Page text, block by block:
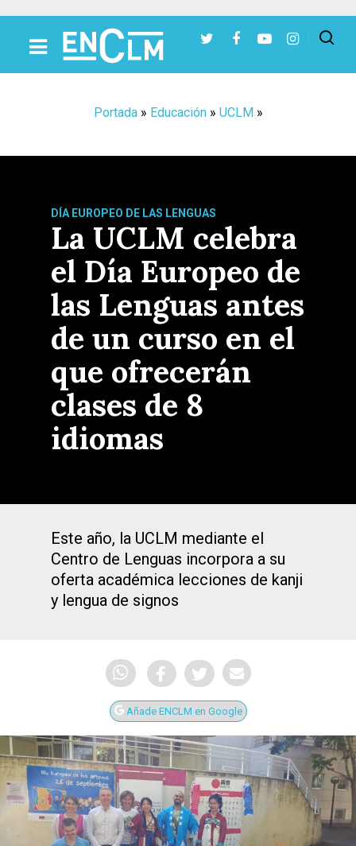
Portada» Educación» UCLM»
DÍA EUROPEO DE LAS LENGUAS
La UCLM celebra
el Día Europeo de
las Lenguas antes
de un curso en el
que ofrecerán
clases de 8
idiomas
Este año, la UCLM mediante el
Centro de Lenguas incorpora a su
oferta académica lecciones de kanji
y lengua de signos
Añade ENCLM en Google